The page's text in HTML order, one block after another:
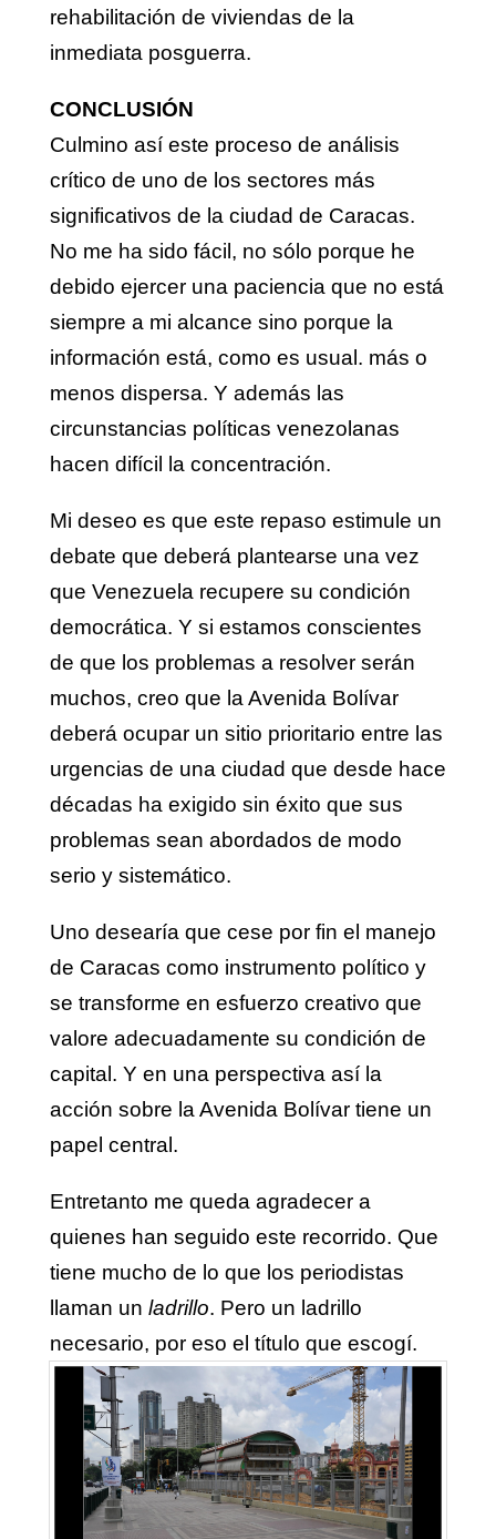
rehabilitación de viviendas de la
inmediata posguerra.
CONCLUSIÓN
Culmino así este proceso de análisis
crítico de uno de los sectores más
significativos de la ciudad de Caracas.
No me ha sido fácil, no sólo porque he
debido ejercer una paciencia que no está
siempre a mi alcance sino porque la
información está, como es usual. más o
menos dispersa. Y además las
circunstancias políticas venezolanas
hacen difícil la concentración.
Mi deseo es que este repaso estimule un
debate que deberá plantearse una vez
que Venezuela recupere su condición
democrática. Y si estamos conscientes
de que los problemas a resolver serán
muchos, creo que la Avenida Bolívar
deberá ocupar un sitio prioritario entre las
urgencias de una ciudad que desde hace
décadas ha exigido sin éxito que sus
problemas sean abordados de modo
serio y sistemático.
Uno desearía que cese por fin el manejo
de Caracas como instrumento político y
se transforme en esfuerzo creativo que
valore adecuadamente su condición de
capital. Y en una perspectiva así la
acción sobre la Avenida Bolívar tiene un
papel central.
Entretanto me queda agradecer a
quienes han seguido este recorrido. Que
tiene mucho de lo que los periodistas
llaman un ladrillo. Pero un ladrillo
necesario, por eso el título que escogí.